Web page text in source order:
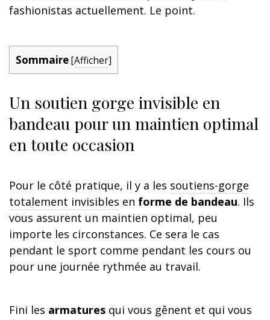
fashionistas actuellement. Le point.
Sommaire[Afficher]
Un soutien gorge invisible en
bandeau pour un maintien optimal
en toute occasion
Pour le côté pratique, il y a les soutiens-gorge
totalement invisibles en forme de bandeau. Ils
vous assurent un maintien optimal, peu
importe les circonstances. Ce sera le cas
pendant le sport comme pendant les cours ou
pour une journée rythmée au travail.
Fini les armatures qui vous gênent et qui vous